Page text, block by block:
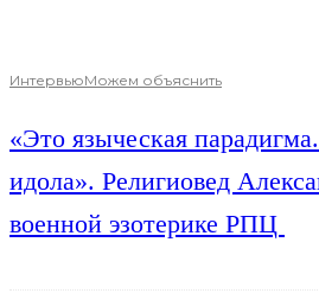
ИнтервьюМожем объяснить
«Это языческая
идола». Религиовед
военной эзотерике РПЦ